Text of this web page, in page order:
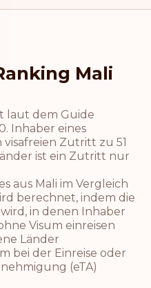
Mali
laut dem Guide
Inhaber eines
visafreien Zutritt zu 51
ist ein Zutritt nur
aus Mali im Vergleich
berechnet, indem die
in denen Inhaber
Visum einreisen
Länder
bei der Einreise oder
(eTA)